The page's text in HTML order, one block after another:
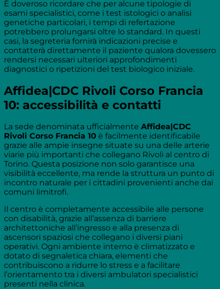
È doveroso ricordare che per alcune tipologie di
esami specialistici, come i test istologici o analisi
genetiche particolari, i tempi di refertazione
potrebbero prolungarsi oltre lo standard. In questi
casi, la segreteria fornirà indicazioni precise e
contatterà direttamente il paziente qualora dovessero
rendersi necessari ulteriori approfondimenti
diagnostici o ripetizioni del test biologico iniziale.
Affidea|CDC Rivoli Corso Francia
10: accessibilità e contatti
La sede denominata ufficialmente Affidea|CDC
Rivoli Corso Francia 10 è facilmente identificabile
grazie alle ampie insegne situate su una delle arterie
viarie più importanti che collegano Rivoli al centro di
Torino. Questa posizione non solo garantisce una
visibilità eccellente, ma rende la struttura un punto di
incontro naturale per i cittadini provenienti anche dai
comuni limitrofi.
Il centro è completamente accessibile alle persone
con disabilità, grazie all’assenza di barriere
architettoniche all’ingresso e alla presenza di
ascensori spaziosi che collegano i diversi piani
operativi. Ogni ambiente interno è climatizzato e
dotato di segnaletica chiara, elementi che
contribuiscono a ridurre lo stress e a facilitare
l’orientamento tra i diversi ambulatori specialistici
presenti nella clinica.